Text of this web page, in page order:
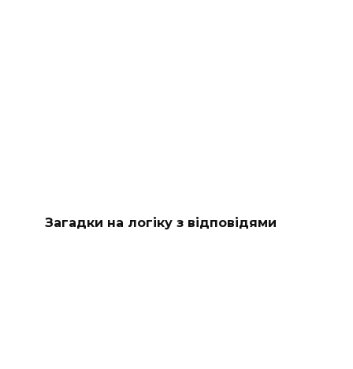
Загадки на логіку з відповідями